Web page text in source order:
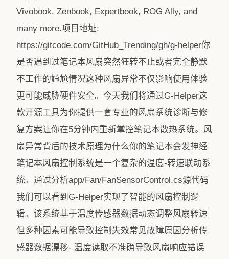
Vivobook, Zenbook, Expertbook, ROG Ally, and
many more.项目地址:
https://gitcode.com/GitHub_Trending/gh/g-helper你
是否遇到过笔记本风扇突然狂转不止或者完全静默
不工作的尴尬情况这种风扇异常不仅影响使用体验
更可能威胁硬件安全。今天我们将通过G-Helper这
款开源工具为你提供一套专业的风扇系统诊断与修
复方案让你在5分钟内重新掌控笔记本散热系统。风
扇异常背后的技术原理为什么你的笔记本会发神经
笔记本风扇控制系统是一个复杂的温度-转速联动系
统。通过分析app/Fan/FanSensorControl.cs源代码
我们可以看到G-Helper实现了智能的风扇控制逻
辑。该系统基于温度传感器数据动态调整风扇转速
但多种因素可能导致控制失效常见故障原因分析传
感器数据漂移- 温度读取不准确导致风扇响应错误